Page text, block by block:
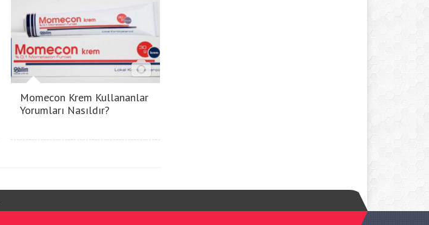
Momecon Krem Kullananlar
Yorumları Nasıldır?